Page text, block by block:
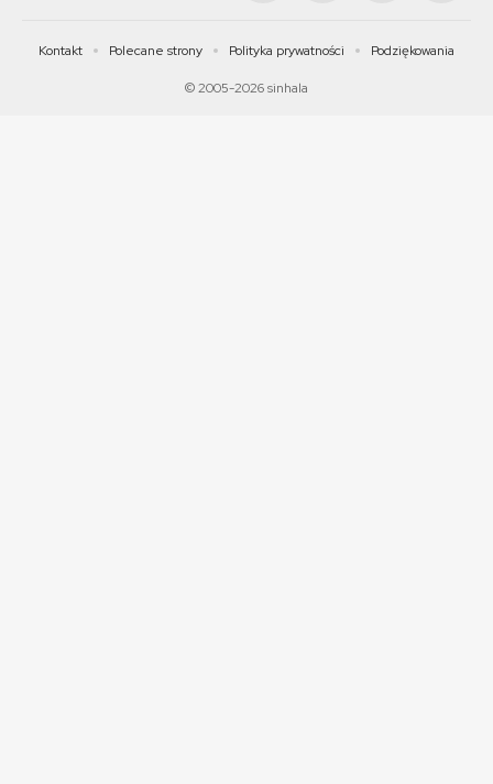
© 2005-2026 sinhala
Kontakt Polecane strony Polityka prywatności Podziękowania